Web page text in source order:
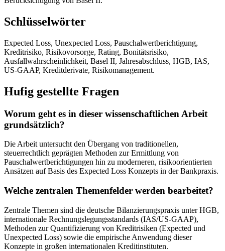
Schlüsselwörter
Expected Loss, Unexpected Loss, Pauschalwertberichtigung,
Kreditrisiko, Risikovorsorge, Rating, Bonitätsrisiko,
Ausfallwahrscheinlichkeit, Basel II, Jahresabschluss, HGB, IAS,
US-GAAP, Kreditderivate, Risikomanagement.
Hufig gestellte Fragen
Worum geht es in dieser wissenschaftlichen Arbeit
grundsätzlich?
Die Arbeit untersucht den Übergang von traditionellen,
steuerrechtlich geprägten Methoden zur Ermittlung von
Pauschalwertberichtigungen hin zu moderneren, risikoorientierten
Ansätzen auf Basis des Expected Loss Konzepts in der Bankpraxis.
Welche zentralen Themenfelder werden bearbeitet?
Zentrale Themen sind die deutsche Bilanzierungspraxis unter HGB,
internationale Rechnungslegungsstandards (IAS/US-GAAP),
Methoden zur Quantifizierung von Kreditrisiken (Expected und
Unexpected Loss) sowie die empirische Anwendung dieser
Konzepte in großen internationalen Kreditinstituten.